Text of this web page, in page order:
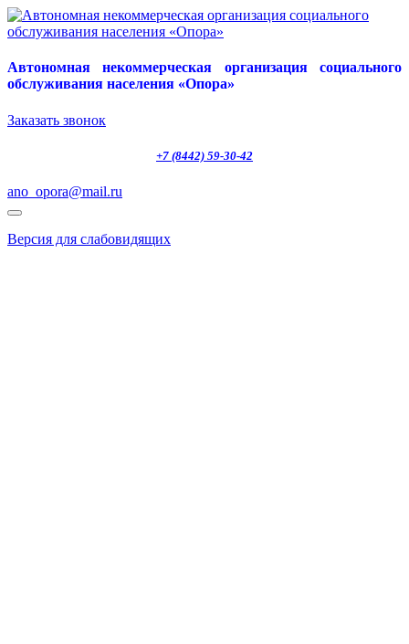
Автономная некоммерческая организация социального
обслуживания населения «Опора»
Заказать звонок
+7 (8442) 59-30-42
ano_opora@mail.ru
Версия для слабовидящих